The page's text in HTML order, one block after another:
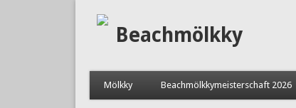
Beachmölkky
Mölkky Beachmölkkymeisterschaft 2026